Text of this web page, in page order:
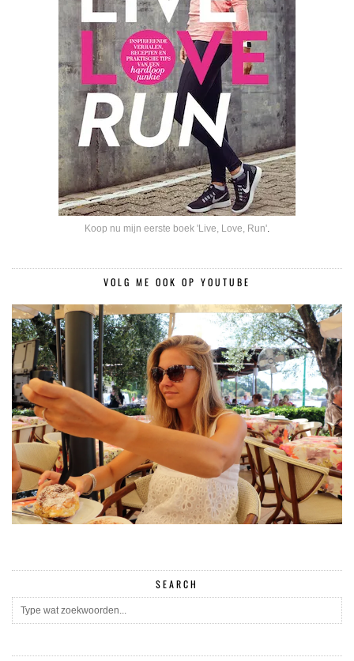
Koop nu mijn eerste boek 'Live, Love, Run'
VOLG ME OOK OP YOUTUBE
SEARCH